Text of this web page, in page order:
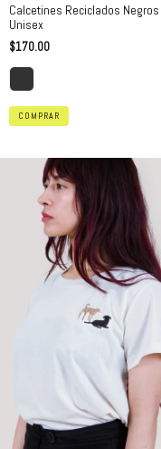
Calcetines Reciclados Negros
Unisex
$170.00
COMPRAR